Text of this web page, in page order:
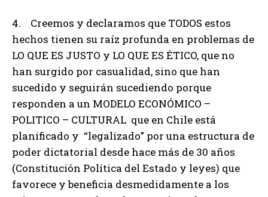
4. Creemos y declaramos que TODOS estos
hechos tienen su raíz profunda en problemas de
LO QUE ES JUSTO y LO QUE ES ÉTICO, que no
han surgido por casualidad, sino que han
sucedido y seguirán sucediendo porque
responden a un MODELO ECONÓMICO –
POLITICO – CULTURAL que en Chile está
planificado y “legalizado” por una estructura de
poder dictatorial desde hace más de 30 años
(Constitución Política del Estado y leyes) que
favorece y beneficia desmedidamente a los